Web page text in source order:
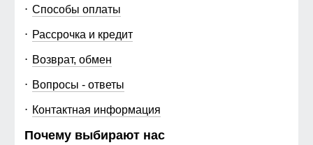
Способы оплаты
Рассрочка и кредит
Возврат, обмен
Вопросы - ответы
Контактная информация
Почему выбирают нас